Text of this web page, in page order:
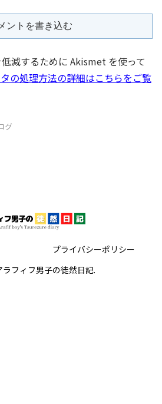
ントを書き込む
減するために Akismet を使って
の処理方法の詳細はこちらをご覧
グ
プライバシーポリシー
フィフ男子の徒然日記.